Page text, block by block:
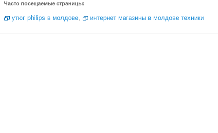
Часто посещаемые страницы:
утюг philips в молдове, интернет магазины в молдове техники